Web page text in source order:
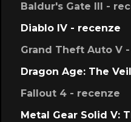
Baldur's Gate III -
Diablo IV - recenze
Grand Theft Auto V
Dragon Age: The
Fallout 4 - recenze
Metal Gear Solid V: